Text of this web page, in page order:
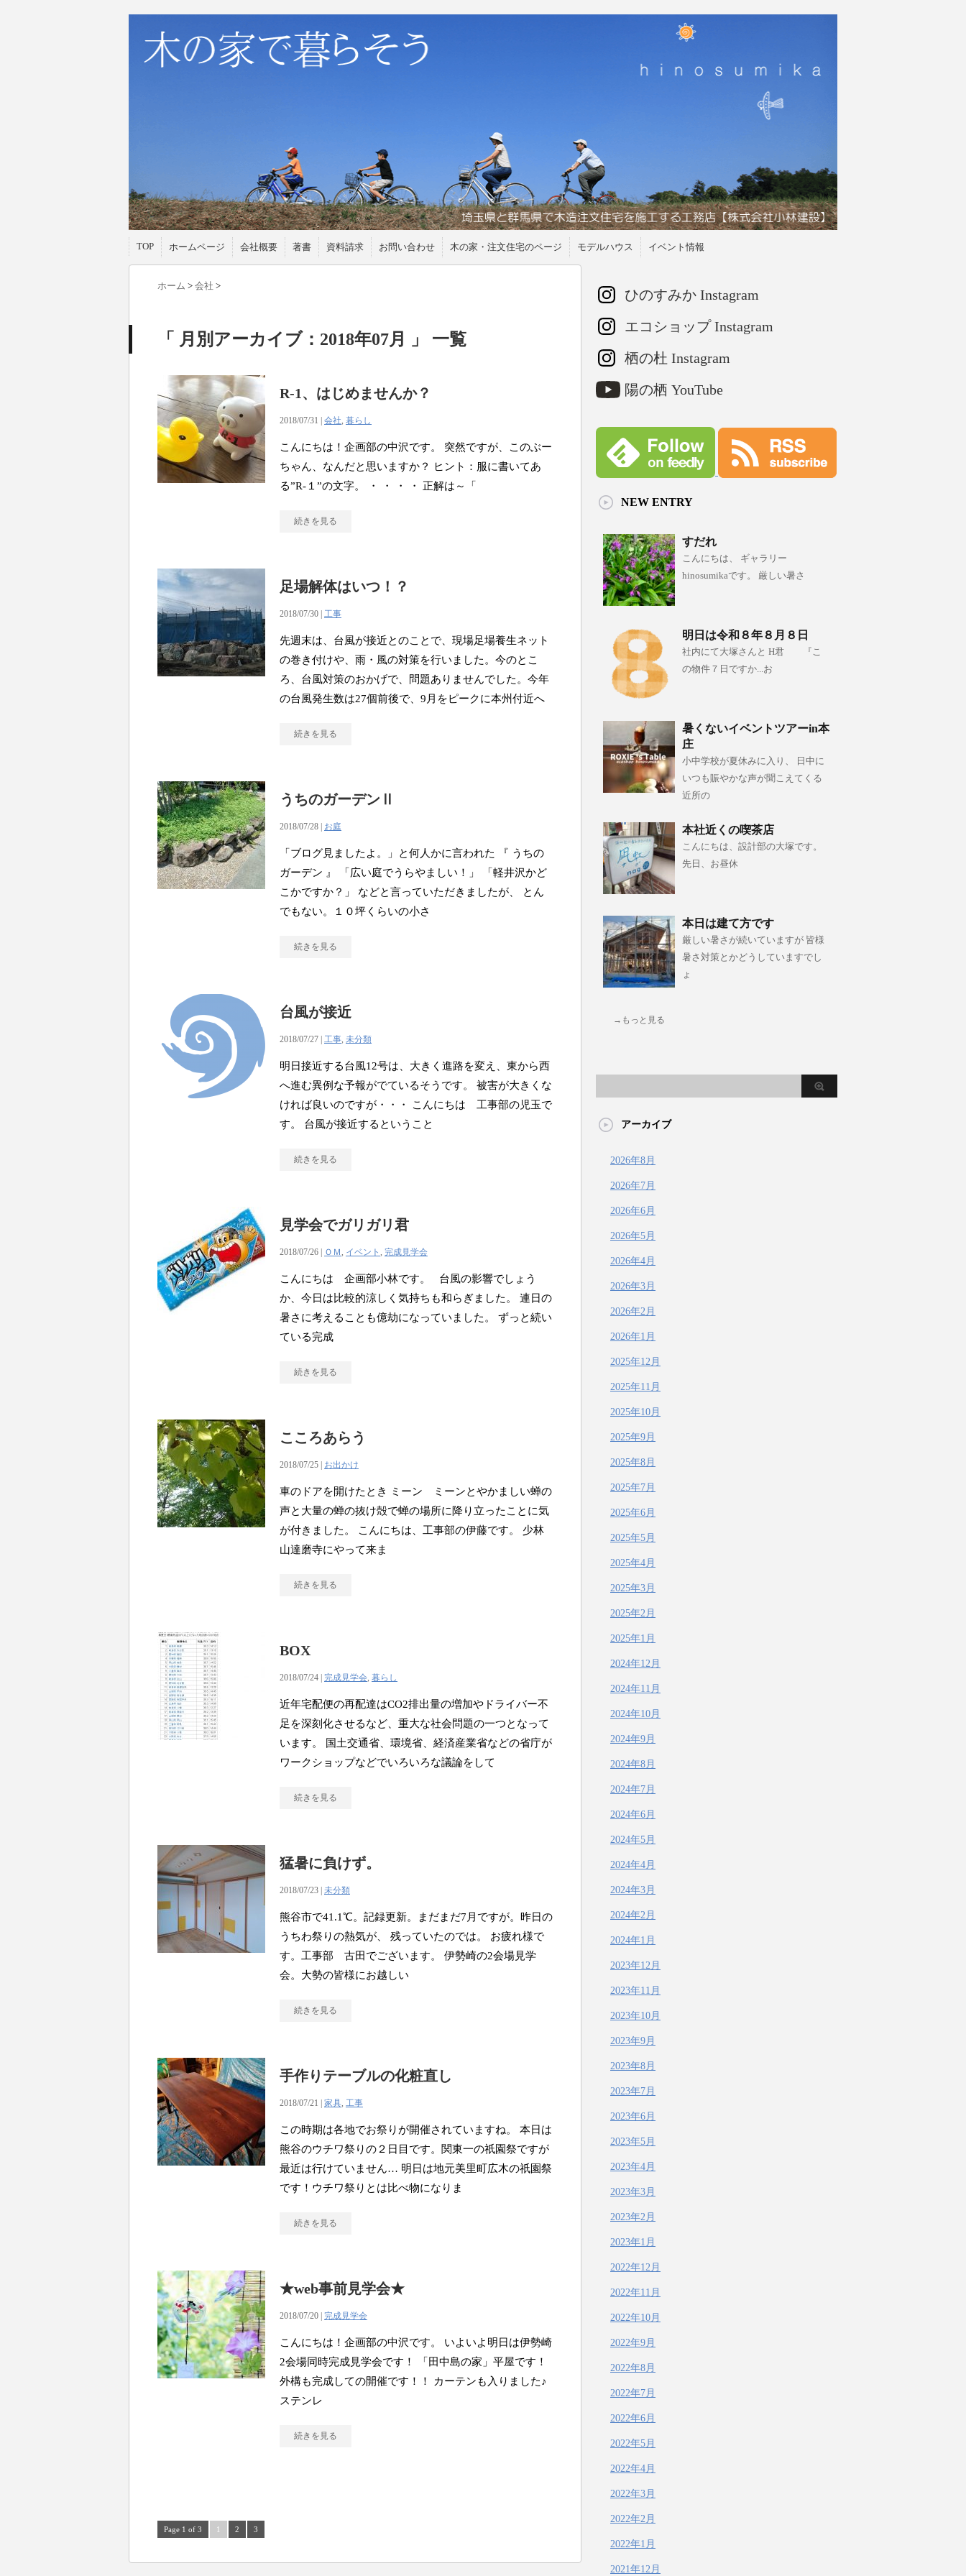
TOP ホームページ 会社概要 著書 資料請求 お問い合わせ 木の家・注文住宅のページ モデルハウス イベント情報
ホーム > 会社 >
「 月別アーカイブ：2018年07月 」 一覧
R-1、はじめませんか？
2018/07/31 | 会社, 暮らし
こんにちは！企画部の中沢です。 突然ですが、このぶー
ちゃん、なんだと思いますか？ ヒント：服に書いてあ
る”R-１”の文字。 ・ ・ ・ ・ 正解は～「
続きを見る
足場解体はいつ！？
2018/07/30 | 工事
先週末は、台風が接近とのことで、現場足場養生ネット
の巻き付けや、雨・風の対策を行いました。今のとこ
ろ、台風対策のおかげで、問題ありませんでした。今年
の台風発生数は27個前後で、9月をピークに本州付近へ
続きを見る
うちのガーデンⅡ
2018/07/28 | お庭
「ブログ見ましたよ。」と何人かに言われた 『 うちの
ガーデン 』 「広い庭でうらやましい！」 「軽井沢かど
こかですか？」 などと言っていただきましたが、 とん
でもない。１０坪くらいの小さ
続きを見る
台風が接近
2018/07/27 | 工事, 未分類
明日接近する台風12号は、大きく進路を変え、東から西
へ進む異例な予報がでているそうです。 被害が大きくな
ければ良いのですが・・・ こんにちは 工事部の児玉で
す。 台風が接近するということ
続きを見る
見学会でガリガリ君
2018/07/26 | ＯＭ, イベント , 完成見学会
こんにちは 企画部小林です。 台風の影響でしょう
か、今日は比較的涼しく気持ちも和らぎました。 連日の
暑さに考えることも億劫になっていました。 ずっと続い
ている完成
続きを見る
こころあらう
2018/07/25 | お出かけ
車のドアを開けたとき ミーン ミーンとやかましい蝉の
声と大量の蝉の抜け殻で蝉の場所に降り立ったことに気
が付きました。 こんにちは、工事部の伊藤です。 少林
山達磨寺にやって来ま
続きを見る
BOX
2018/07/24 | 完成見学会, 暮らし
近年宅配便の再配達はCO2排出量の増加やドライバー不
足を深刻化させるなど、重大な社会問題の一つとなって
います。 国土交通省、環境省、経済産業省などの省庁が
ワークショップなどでいろいろな議論をして
続きを見る
猛暑に負けず。
2018/07/23 | 未分類
熊谷市で41.1℃。記録更新。まだまだ7月ですが。昨日の
うちわ祭りの熱気が、 残っていたのでは。 お疲れ様で
す。工事部 古田でございます。 伊勢崎の2会場見学
会。大勢の皆様にお越しい
続きを見る
手作りテーブルの化粧直し
2018/07/21 | 家具, 工事
この時期は各地でお祭りが開催されていますね。 本日は
熊谷のウチワ祭りの２日目です。関東一の祇園祭ですが
最近は行けていません… 明日は地元美里町広木の祇園祭
です！ウチワ祭りとは比べ物になりま
続きを見る
★web事前見学会★
2018/07/20 | 完成見学会
こんにちは！企画部の中沢です。 いよいよ明日は伊勢崎
2会場同時完成見学会です！ 「田中島の家」平屋です！
外構も完成しての開催です！！ カーテンも入りました♪
ステンレ
続きを見る
Page 1 of 3 1 2 3
ひのすみか Instagram
エコショップ Instagram
栖の杜 Instagram
陽の栖 YouTube
NEW ENTRY
すだれ
こんにちは、 ギャラリー
hinosumikaです。 厳しい暑さ
明日は令和８年８月８日
社内にて大塚さんと H君 『こ
の物件７日ですか...お
暑くないイベントツアーin本
庄
小中学校が夏休みに入り、 日中に
いつも賑やかな声が聞こえてくる
近所の
本社近くの喫茶店
こんにちは、設計部の大塚です。
先日、お昼休
本日は建て方です
厳しい暑さが続いていますが 皆様
暑さ対策とかどうしていますでし
ょ
→もっと見る
アーカイブ
2026年8月
2026年7月
2026年6月
2026年5月
2026年4月
2026年3月
2026年2月
2026年1月
2025年12月
2025年11月
2025年10月
2025年9月
2025年8月
2025年7月
2025年6月
2025年5月
2025年4月
2025年3月
2025年2月
2025年1月
2024年12月
2024年11月
2024年10月
2024年9月
2024年8月
2024年7月
2024年6月
2024年5月
2024年4月
2024年3月
2024年2月
2024年1月
2023年12月
2023年11月
2023年10月
2023年9月
2023年8月
2023年7月
2023年6月
2023年5月
2023年4月
2023年3月
2023年2月
2023年1月
2022年12月
2022年11月
2022年10月
2022年9月
2022年8月
2022年7月
2022年6月
2022年5月
2022年4月
2022年3月
2022年2月
2022年1月
2021年12月